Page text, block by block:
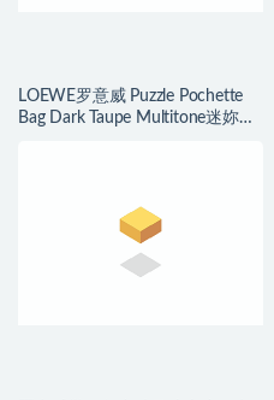
LOEWE罗意威 Puzzle Pochette
Bag Dark Taupe Multitone迷妳拼